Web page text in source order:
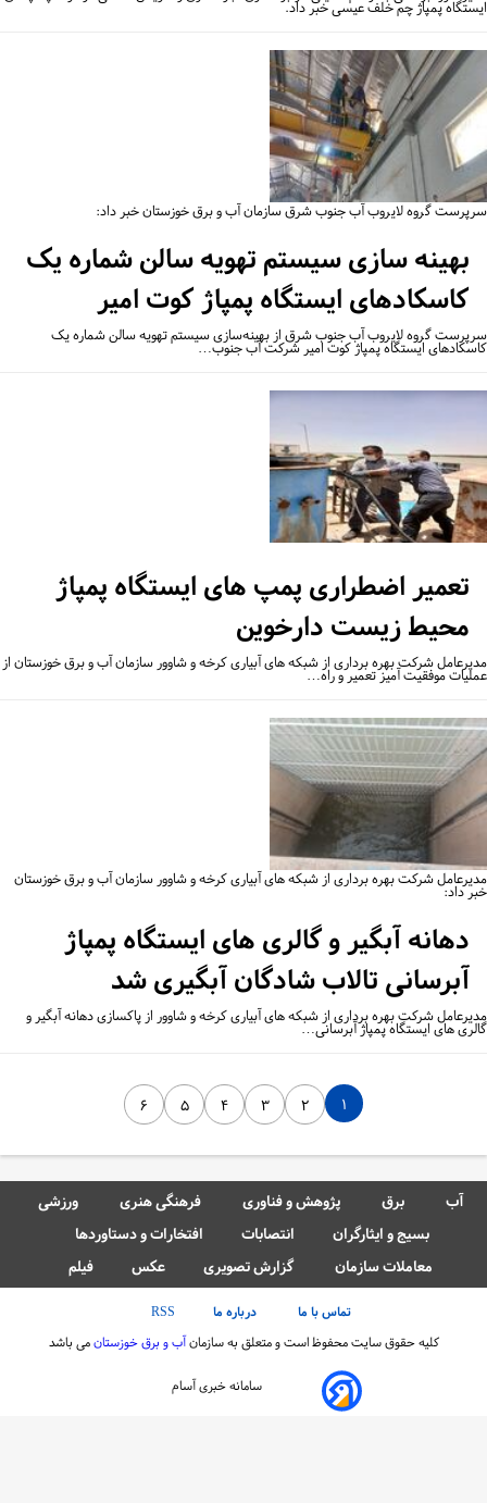
پمپاژ چم خلف عیسی خبر داد.
گروه لایروب آب جنوب شرق سازمان آب و برق خوزستان خبر داد:
بهینه سازی سیستم تهویه سالن شماره یک
کاسکادهای ایستگاه پمپاژ کوت امیر
گروه لایروب آب جنوب شرق از بهینه‌سازی سیستم تهویه سالن شماره یک
ایستگاه پمپاژ کوت امیر شرکت آب جنوب…
تعمیر اضطراری پمپ های ایستگاه پمپاژ
محیط زیست دارخوین
شرکت بهره برداری از شبکه های آبیاری کرخه و شاوور سازمان آب و برق خوزستان از
موفقیت آمیز تعمیر و راه…
شرکت بهره برداری از شبکه های آبیاری کرخه و شاوور سازمان آب و برق خوزستان
داد:
دهانه آبگیر و گالری های ایستگاه پمپاژ
آبرسانی تالاب شادگان آبگیری شد
شرکت بهره برداری از شبکه های آبیاری کرخه و شاوور از پاکسازی دهانه آبگیر و
های ایستگاه پمپاژ آبرسانی…
آب برق پژوهش و فناوری فرهنگی هنری
ورزشی
بسیج و ایثارگران
انتصابات
افتخارات و دستاوردها
معاملات سازمان
گزارش تصویری عکس فیلم
تماس با ما درباره ما
RSS
کلیه حقوق سایت محفوظ است و متعلق به سازمانآب و برق خوزستانمی باشد
سامانه خبری آسام